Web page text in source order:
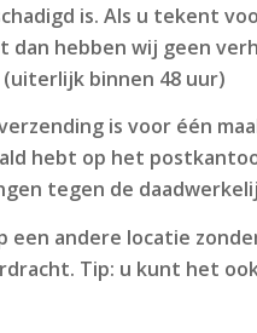
is. Als u tekent
hebben wij geen
(uiterlijk binnen 48 uur)
is voor één
hebt op het
tegen de
een andere locatie
Tip: u kunt het